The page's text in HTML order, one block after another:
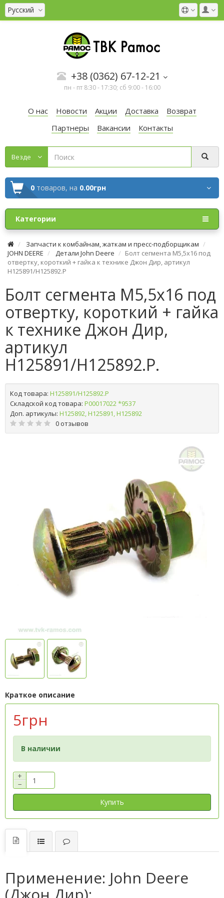
Русский
+38 (0362) 67-12-21
пн - пт 8:30 - 17:30; сб 9:00 - 16:00
О нас Новости Акции Доставка
Возврат
Партнеры
Вакансии Контакты
Везде
0 товаров, на 0.00грн
Категории
Запчасти к комбайнам, жаткам и пресс-подборщикам
JOHN DEERE
Детали John Deere
Болт сегмента М5,5х16 под
отвертку, короткий + гайка к технике Джон Дир, артикул
H125891/H125892.P
Болт сегмента М5,5х16 под
отвертку, короткий + гайка
к технике Джон Дир,
артикул
H125891/H125892.P.
Код товара: H125891/H125892.P
Складской код товара: Р00017022 *9537
Доп. артикулы: H125892, Н125891, Н125892
0 отзывов
Краткое описание
5грн
В наличии
+
−
Купить
Применение: John Deere